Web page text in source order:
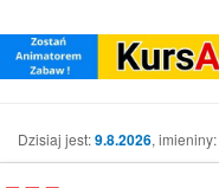
Dzisiaj jest:9.8.2026, imieniny: